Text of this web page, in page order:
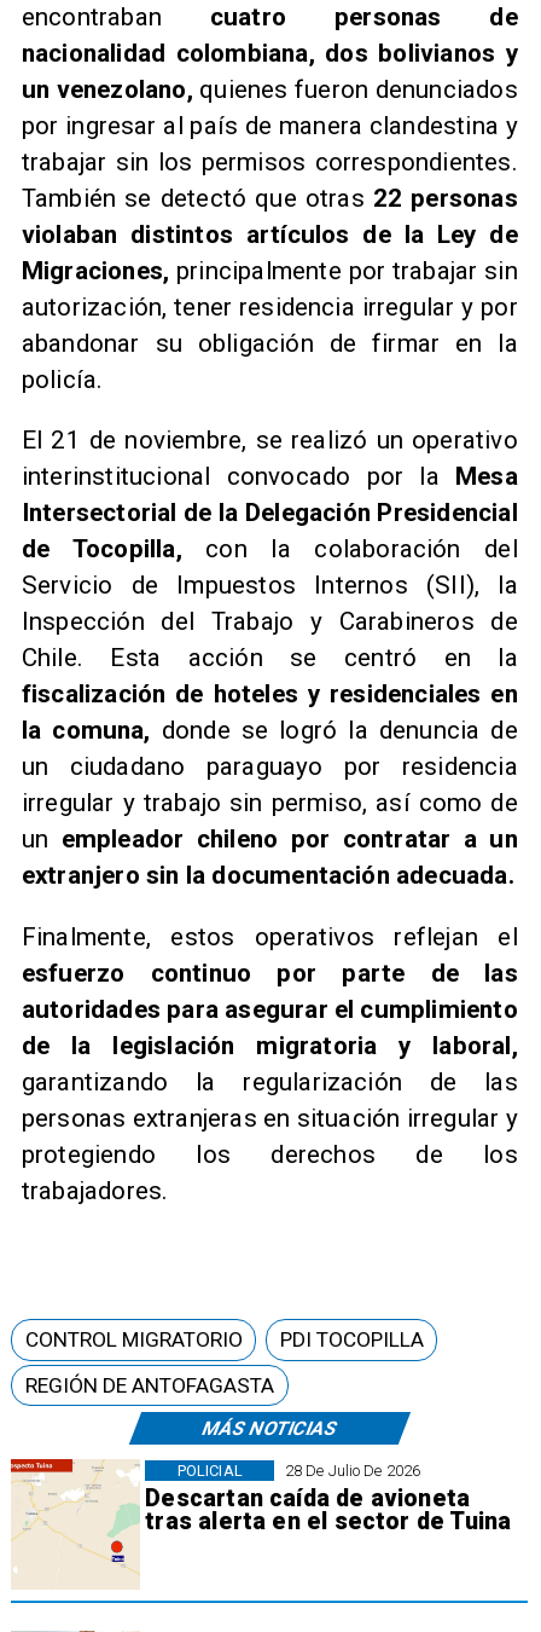
encontraban cuatro personas de
nacionalidad colombiana, dos bolivianos y
un venezolano, quienes fueron denunciados
por ingresar al país de manera clandestina y
trabajar sin los permisos correspondientes.
También se detectó que otras 22 personas
violaban distintos artículos de la Ley de
Migraciones, principalmente por trabajar sin
autorización, tener residencia irregular y por
abandonar su obligación de firmar en la
policía.
El 21 de noviembre, se realizó un operativo
interinstitucional convocado por la Mesa
Intersectorial de la Delegación Presidencial
de Tocopilla, con la colaboración del
Servicio de Impuestos Internos (SII), la
Inspección del Trabajo y Carabineros de
Chile. Esta acción se centró en la
fiscalización de hoteles y residenciales en
la comuna, donde se logró la denuncia de
un ciudadano paraguayo por residencia
irregular y trabajo sin permiso, así como de
un empleador chileno por contratar a un
extranjero sin la documentación adecuada.
Finalmente, estos operativos reflejan el
esfuerzo continuo por parte de las
autoridades para asegurar el cumplimiento
de la legislación migratoria y laboral,
garantizando la regularización de las
personas extranjeras en situación irregular y
protegiendo los derechos de los
trabajadores.
MÁS NOTICIAS
28 De Julio De 2026
Descartan caída de avioneta
tras alerta en el sector de Tuina
POLICIAL
CONTROL MIGRATORIO
PDI TOCOPILLA
REGIÓN DE ANTOFAGASTA